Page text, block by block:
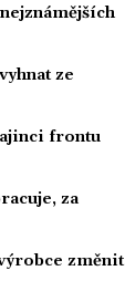
ze
frontu
za
změnit